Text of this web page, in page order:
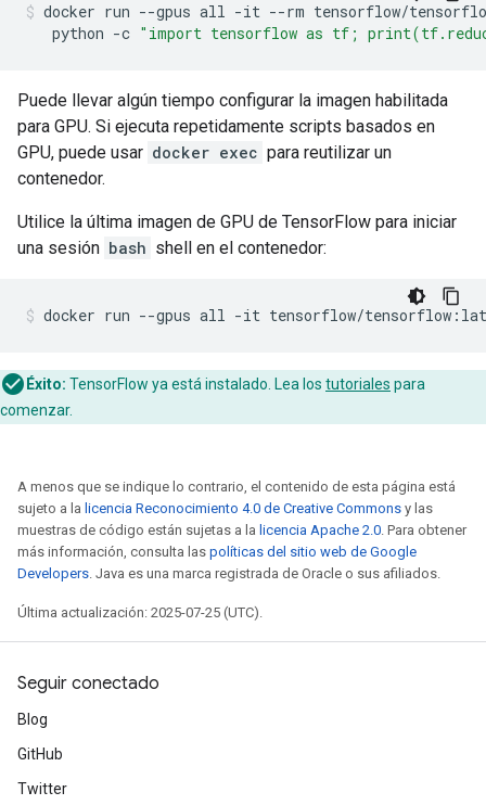
docker run --gpus all -it --rm tensorflow/
python -c "import tensorflow as tf;
Puede llevar algún tiempo configurar la imagen habilitada
para GPU. Si ejecuta repetidamente scripts basados ​​en
GPU, puede usar docker exec para reutilizar un
contenedor.
Utilice la última imagen de GPU de TensorFlow para iniciar
una sesión bash shell en el contenedor:
Éxito: TensorFlow ya está instalado. Lea los tutoriales para
comenzar.
A menos que se indique lo contrario, el contenido de esta página está
sujeto a la licencia Reconocimiento 4.0 de Creative Commons y las
muestras de código están sujetas a la licencia Apache 2.0. Para obtener
más información, consulta las políticas del sitio web de Google
Developers. Java es una marca registrada de Oracle o sus afiliados.
Última actualización: 2025-07-25 (UTC).
Seguir conectado
Blog
GitHub
Twitter